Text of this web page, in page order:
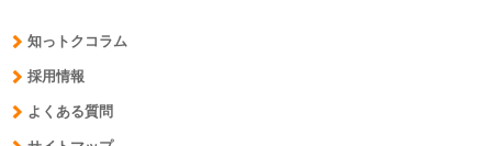
知っトクコラム
採用情報
よくある質問